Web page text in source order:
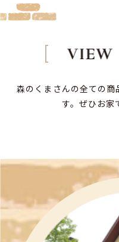
森のくまさんの全ての商
す。ぜひお家